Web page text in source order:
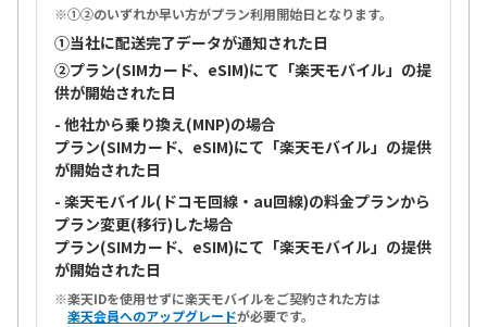
①②のいずれか早い方がプラン利用開始日となります。
①当社に配送完了データが通知された日
②プラン(SIMカード、eSIM)にて「楽天モバイル」の提
供が開始された日
- 他社から乗り換え(MNP)の場合
プラン(SIMカード、eSIM)にて「楽天モバイル」の提供
が開始された日
- 楽天モバイル(ドコモ回線・au回線)の料金プランから
プラン変更(移行)した場合
プラン(SIMカード、eSIM)にて「楽天モバイル」の提供
が開始された日
楽天IDを使用せずに楽天モバイルをご契約された方は
楽天会員へのアップグレードが必要です。